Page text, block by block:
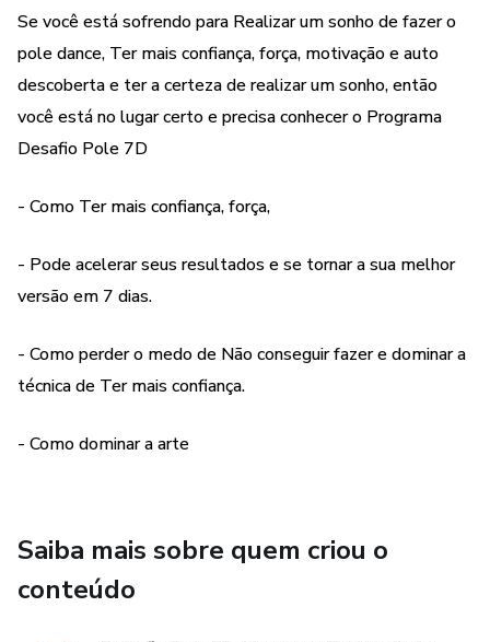
Sabe dos fantásticos benefícios que o pole dance pode
fazer com seu cérebro? sabe como funciona? Entenda o
Comando motor primário referente aos dedos, mão, braço,
ombro, tronco, laringe, língua, face, etc. produção do padrão
de respostas motoras que resultam na expressão verbal
com sentido; benefícios: capacidade de expressão da
é onde se concentra uma enorme variedade de
e de comportamentos necessários à vida social, como a
compreensão e a capacidade de prever as consequências
Se você está sofrendo para Realizar um sonho de fazer o
pole dance, Ter mais confiança, força, motivação e auto
descoberta e ter a certeza de realizar um sonho, então
você está no lugar certo e precisa conhecer o Programa
Desafio Pole 7D
- Como Ter mais confiança, força,
- Pode acelerar seus resultados e se tornar a sua melhor
versão em 7 dias.
- Como perder o medo de Não conseguir fazer e dominar a
técnica de Ter mais confiança.
- Como dominar a arte
Saiba mais sobre quem criou o
conteúdo